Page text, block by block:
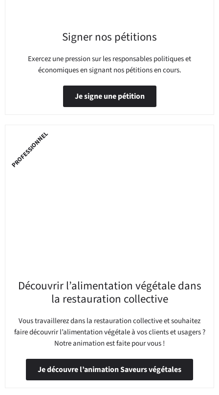
Signer nos pétitions
Exercez une pression sur les responsables politiques et
économiques en signant nos pétitions en cours.
Je signe une pétition
Découvrir l’alimentation végétale dans
la restauration collective
Vous travaillerez dans la restauration collective et souhaitez
faire découvrir l’alimentation végétale à vos clients et usagers ?
Notre animation est faite pour vous !
Je découvre l’animation Saveurs végétales
PROFESSIONNEL